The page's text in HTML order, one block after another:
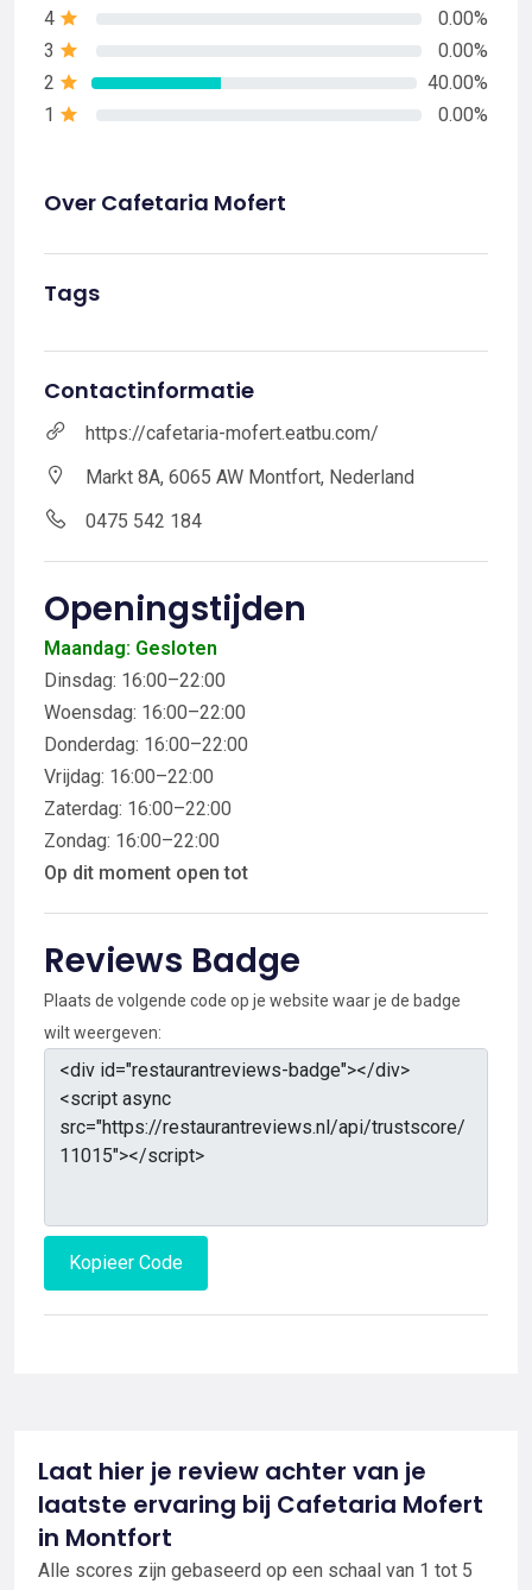
4
0.00%
3
0.00%
2
40.00%
1
0.00%
Over Cafetaria Mofert
Tags
Contactinformatie
https://cafetaria-mofert.eatbu.com/
Markt 8A, 6065 AW Montfort, Nederland
0475 542 184
Openingstijden
Maandag: Gesloten
Dinsdag: 16:00–22:00
Woensdag: 16:00–22:00
Donderdag: 16:00–22:00
Vrijdag: 16:00–22:00
Zaterdag: 16:00–22:00
Zondag: 16:00–22:00
Op dit moment open tot
Reviews Badge
Plaats de volgende code op je website waar je de badge
wilt weergeven:
Kopieer Code
Laat hier je review achter van je
laatste ervaring bij Cafetaria Mofert
in Montfort
Alle scores zijn gebaseerd op een schaal van 1 tot 5